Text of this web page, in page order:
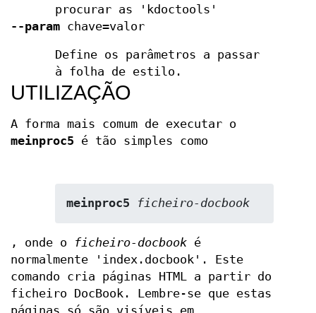
procurar as 'kdoctools'
--param chave=valor
Define os parâmetros a passar
à folha de estilo.
UTILIZAÇÃO
A forma mais comum de executar o
meinproc5 é tão simples como
meinproc5 ficheiro-docbook
, onde o ficheiro-docbook é
normalmente 'index.docbook'. Este
comando cria páginas HTML a partir do
ficheiro DocBook. Lembre-se que estas